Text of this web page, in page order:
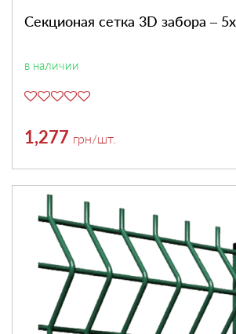
Секционая сетка 3D забора –
в наличии
1,277 грн/шт.